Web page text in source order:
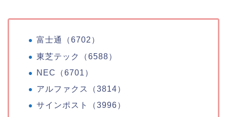
富士通（6702）
東芝テック（6588）
NEC（6701）
アルファクス（3814）
サインポスト（3996）